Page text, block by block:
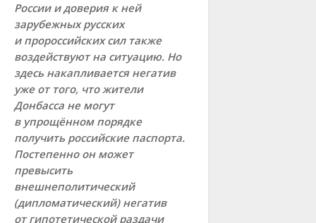
России и доверия к ней
зарубежных русских
и пророссийских сил также
воздействуют на ситуацию. Но
здесь накапливается негатив
уже от того, что жители
Донбасса не могут
в упрощённом порядке
получить российские паспорта.
Постепенно он может
превысить
внешнеполитический
(дипломатический) негатив
от гипотетической раздачи